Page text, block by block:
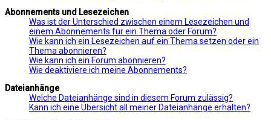
Abonnements und Lesezeichen
Was ist der Unterschied zwischen einem Lesezeichen und
einem Abonnements für ein Thema oder Forum?
Wie kann ich ein Lesezeichen auf ein Thema setzen oder ein
Thema abonnieren?
Wie kann ich ein Forum abonnieren?
Wie deaktiviere ich meine Abonnements?
Dateianhänge
Welche Dateianhänge sind in diesem Forum zulässig?
Kann ich eine Übersicht all meiner Dateianhänge erhalten?